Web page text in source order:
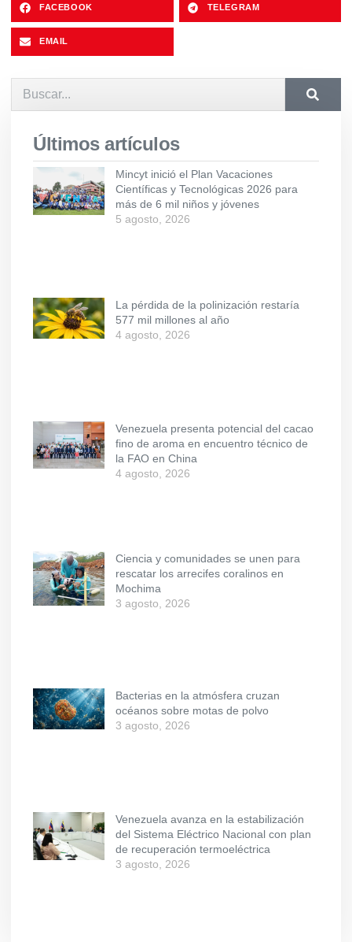
FACEBOOK TELEGRAM
EMAIL
Últimos artículos
Mincyt inició el Plan Vacaciones
Científicas y Tecnológicas 2026 para
más de 6 mil niños y jóvenes
5 agosto, 2026
La pérdida de la polinización restaría
577 mil millones al año
4 agosto, 2026
Venezuela presenta potencial del cacao
fino de aroma en encuentro técnico de
la FAO en China
4 agosto, 2026
Ciencia y comunidades se unen para
rescatar los arrecifes coralinos en
Mochima
3 agosto, 2026
Bacterias en la atmósfera cruzan
océanos sobre motas de polvo
3 agosto, 2026
Venezuela avanza en la estabilización
del Sistema Eléctrico Nacional con plan
de recuperación termoeléctrica
3 agosto, 2026